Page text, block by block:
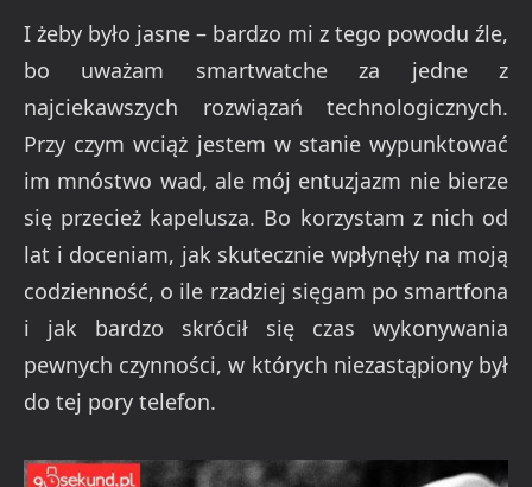
I żeby było jasne – bardzo mi z tego powodu źle,
bo uważam smartwatche za jedne z
najciekawszych rozwiązań technologicznych.
Przy czym wciąż jestem w stanie wypunktować
im mnóstwo wad, ale mój entuzjazm nie bierze
się przecież kapelusza. Bo korzystam z nich od
lat i doceniam, jak skutecznie wpłynęły na moją
codzienność, o ile rzadziej sięgam po smartfona
i jak bardzo skrócił się czas wykonywania
pewnych czynności, w których niezastąpiony był
do tej pory telefon.